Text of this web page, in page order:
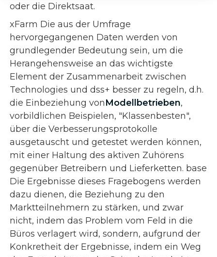
oder die Direktsaat.
xFarm Die aus der Umfrage
hervorgegangenen Daten werden von
grundlegender Bedeutung sein, um die
Herangehensweise an das wichtigste
Element der Zusammenarbeit zwischen
Technologies und dss+ besser zu regeln, d.h.
die Einbeziehung vonModellbetrieben,
vorbildlichen Beispielen, "Klassenbesten",
über die Verbesserungsprotokolle
ausgetauscht und getestet werden können,
mit einer Haltung des aktiven Zuhörens
gegenüber Betreibern und Lieferketten. base
Die Ergebnisse dieses Fragebogens werden
dazu dienen, die Beziehung zu den
Marktteilnehmern zu stärken, und zwar
nicht, indem das Problem vom Feld in die
Büros verlagert wird, sondern, aufgrund der
Konkretheit der Ergebnisse, indem ein Weg